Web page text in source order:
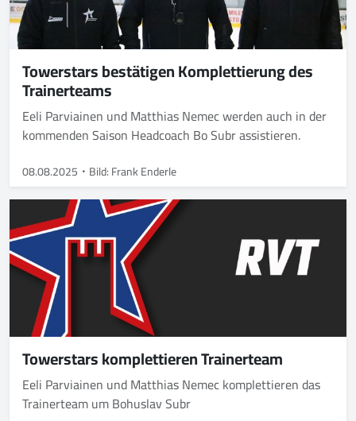
Towerstars bestätigen Komplettierung des
Trainerteams
Eeli Parviainen und Matthias Nemec werden auch in der
kommenden Saison Headcoach Bo Subr assistieren.
08.08.2025 Bild: Frank Enderle
Towerstars komplettieren Trainerteam
Eeli Parviainen und Matthias Nemec komplettieren das
Trainerteam um Bohuslav Subr